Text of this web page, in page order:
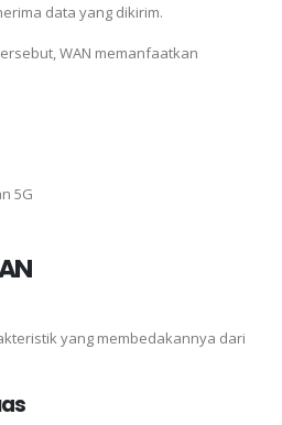
data yang dikirim.
WAN memanfaatkan
5G
yang membedakannya dari